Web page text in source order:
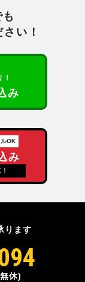
も
い！
み
OK
み
ります
休)